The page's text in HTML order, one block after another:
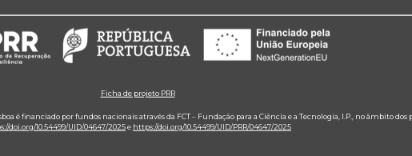
Ficha de projeto PRR
é financiado por fundos nacionais através da FCT – Fundação para a Ciência e a Tecnologia, I.P., no âmbito dos
doi.org/10.54499/UID/04647/2025e https://doi.org/10.54499/UID/PRR/04647/2025